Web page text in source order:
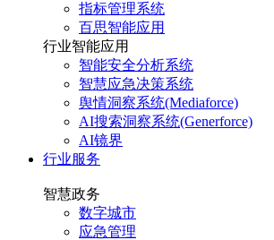
指标管理系统
百思智能应用
行业智能应用
智能安全分析系统
智慧应急决策系统
舆情洞察系统(Mediaforce)
AI搜索洞察系统(Generforce)
AI镜界
行业服务
智慧政务
数字城市
应急管理